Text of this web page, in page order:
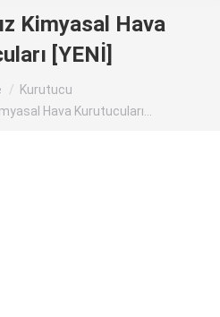
Kimyasal Hava
[YENİ]
Kurutucu
Hava Kurutucuları…